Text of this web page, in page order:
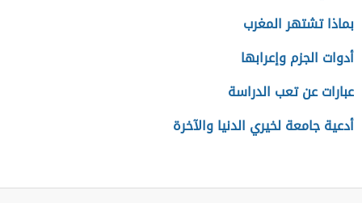
بماذا تشتهر المغرب
أدوات الجزم وإعرابها
عبارات عن تعب الدراسة
أدعية جامعة لخيري الدنيا والآخرة